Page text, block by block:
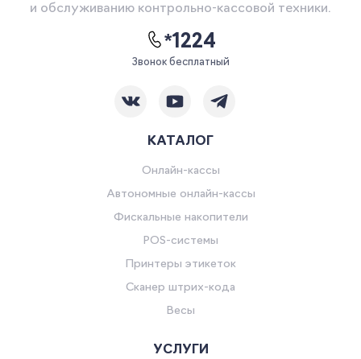
и обслуживанию контрольно-кассовой техники.
*1224
Звонок бесплатный
КАТАЛОГ
Онлайн-кассы
Автономные онлайн-кассы
Фискальные накопители
POS-системы
Принтеры этикеток
Сканер штрих-кода
Весы
УСЛУГИ